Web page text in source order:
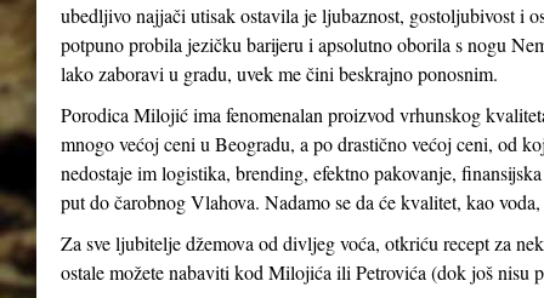
ubedljivo najjači utisak ostavila je ljubaznost, gostoljubivost i
potpuno probila jezičku barijeru i apsolutno oborila s nogu
lako zaboravi u gradu, uvek me čini beskrajno ponosnim.
Porodica Milojić ima fenomenalan proizvod vrhunskog
mnogo većoj ceni u Beogradu, a po drastično većoj ceni, od
nedostaje im logistika, brending, efektno pakovanje,
put do čarobnog Vlahova. Nadamo se da će kvalitet, kao
Za sve ljubitelje džemova od divljeg voća, otkriću recept za
ostale možete nabaviti kod Milojića ili Petrovića (dok još nisu